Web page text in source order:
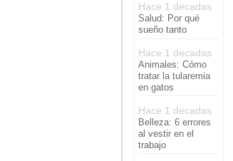
Hace 1 decadas
Salud: Por qué
sueño tanto
Hace 1 decadas
Animales: Cómo
tratar la tularemia
en gatos
Hace 1 decadas
Belleza: 6 errores
al vestir en el
trabajo